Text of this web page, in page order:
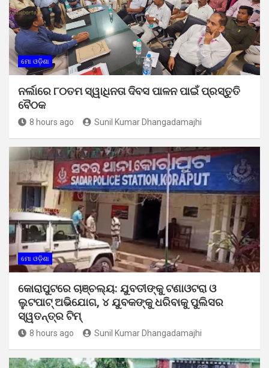
ମୋ ଓଡ଼ିଶା
ନର୍ଲାରେ ୮୦ତମ ସ୍ୱାଧିନତା ଦିବସ ପାଳନ ପାଇଁ ପ୍ରସ୍ତୁତି
ବୈଠକ
8 hours ago Sunil Kumar Dhangadamajhi
ମୋ ଓଡ଼ିଶା
କୋରାପୁଟରେ ଚାଞ୍ଚଲ୍ୟ: ଯୁବତୀଙ୍କୁ ଟଣାଓଟରା ଓ
ଲୁଟପାଟ୍ ଅଭିଯୋଗ, ୪ ଯୁବକଙ୍କୁ ଧରିବାକୁ ପୁଲିସର
ସ୍ୱତନ୍ତ୍ର ଟିମ୍
8 hours ago Sunil Kumar Dhangadamajhi